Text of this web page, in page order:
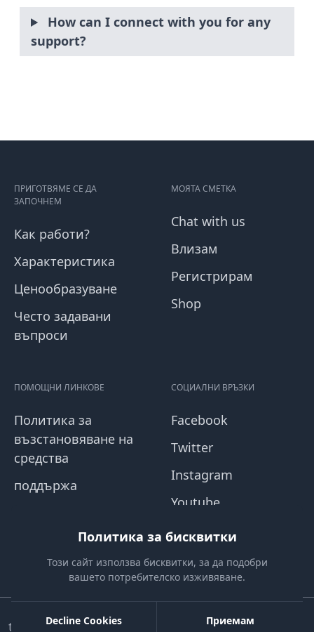
How can I connect with you for any
support?
Политика за бисквитки
Този сайт използва бисквитки, за да подобри
вашето потребителско изживяване.
Decline Cookies Приемам
ПРИГОТВЯМЕ СЕ ДА
ЗАПОЧНЕМ
Как работи?
Характеристика
Ценообразуване
Често задавани
въпроси
МОЯТА СМЕТКА
Chat with us
Влизам
Регистрирам
Shop
ПОМОЩНИ ЛИНКОВЕ
Политика за
възстановяване на
средства
поддържа
поверителност
Правила и условия
СОЦИАЛНИ ВРЪЗКИ
Facebook
Twitter
Instagram
Youtube
Blog
tapvcard.com. Всички права запазени.